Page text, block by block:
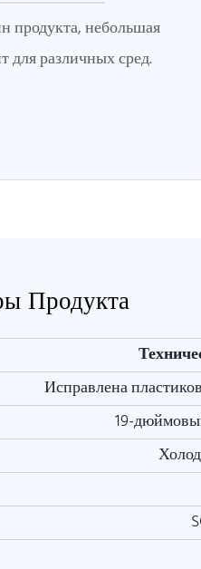
продукта, небольшая
для различных сред.
Продукта
Исправлена
19-